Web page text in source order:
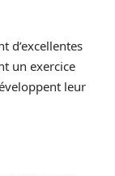
d’excellentes
un exercice
leur